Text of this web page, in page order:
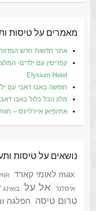
מאמרים על טיסות
אתר חדשות חדש
קפריסין עם ילדים-
Elysium Hotel
חופשה באבו דאבי עם
מלון הכל כלול באבו
אתיופיאן איירליינס –
נושאים על טיסות
max לאומי קארד
איסלנד אל על בואינג 787 דרימליינר
טרום טיסה
הפלגה